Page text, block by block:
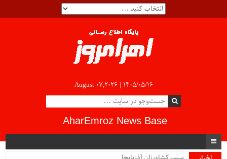
August 07,2026 | ۱۴۰۵/۰۵/۱۶
AharEmroz News Base